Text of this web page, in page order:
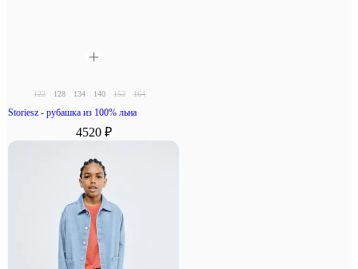
122 128 134 140 152 164
Storiesz - рубашка из 100% льна
4520 ₽